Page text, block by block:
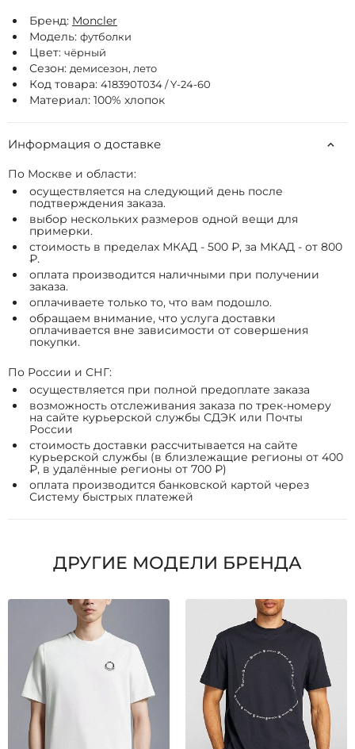
Бренд: Moncler
Модель: футболки
Цвет: чёрный
Сезон: демисезон, лето
Код товара: 418390T034 / Y-24-60
Материал: 100% хлопок
Информация о доставке
По Москве и области:
осуществляется на следующий день после
подтверждения заказа.
выбор нескольких размеров одной вещи для
примерки.
стоимость в пределах МКАД - 500 ₽, за МКАД - от 800
₽.
оплата производится наличными при получении
заказа.
оплачиваете только то, что вам подошло.
обращаем внимание, что услуга доставки
оплачивается вне зависимости от совершения
покупки.
По России и СНГ:
осуществляется при полной предоплате заказа
возможность отслеживания заказа по трек-номеру
на сайте курьерской службы СДЭК или Почты
России
стоимость доставки рассчитывается на сайте
курьерской службы (в близлежащие регионы от 400
₽, в удалённые регионы от 700 ₽)
оплата производится банковской картой через
Систему быстрых платежей
ДРУГИЕ МОДЕЛИ БРЕНДА